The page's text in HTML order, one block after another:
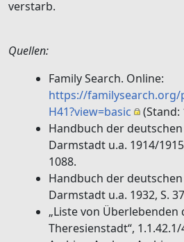
verstarb.
Quellen:
Family Search. Online:
https://familysearch.org/
H41?view=basic
(Stand:
Handbuch der
Darmstadt u.a. 1914/
1088.
Handbuch der
Darmstadt u.a. 1932, S.
„Liste von Überlebenden
Theresienstadt“,